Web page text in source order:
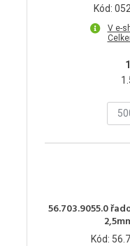
Kód:
V e-
56.703.9055.0
Kód: